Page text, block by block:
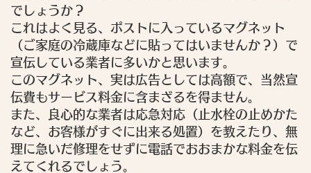
でしょうか？
これはよく見る、ポストに入っているマグネット
（ご家庭の冷蔵庫などに貼ってはいませんか？）で
宣伝している業者に多いかと思います。
このマグネット、実は広告としては高額で、当然宣
伝費もサービス料金に含まざるを得ません。
また、良心的な業者は応急対応（止水栓の止めかた
など、お客様がすぐに出来る処置）を教えたり、無
理に急いだ修理をせずに電話でおおまかな料金を伝
えてくれるでしょう。